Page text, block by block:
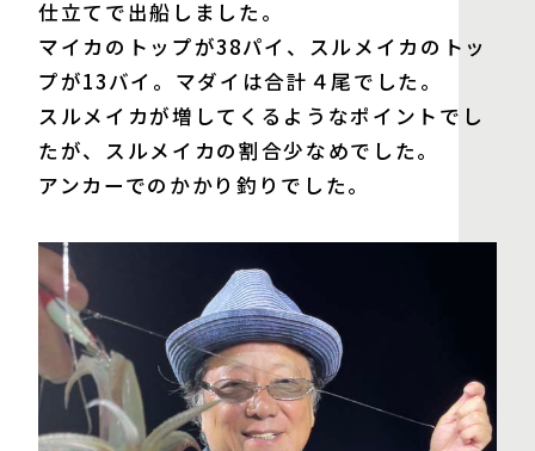
仕立てで出船しました。
マイカのトップが38パイ、スルメイカのトッ
プが13バイ。マダイは合計４尾でした。
スルメイカが増してくるようなポイントでし
たが、スルメイカの割合少なめでした。
アンカーでのかかり釣りでした。